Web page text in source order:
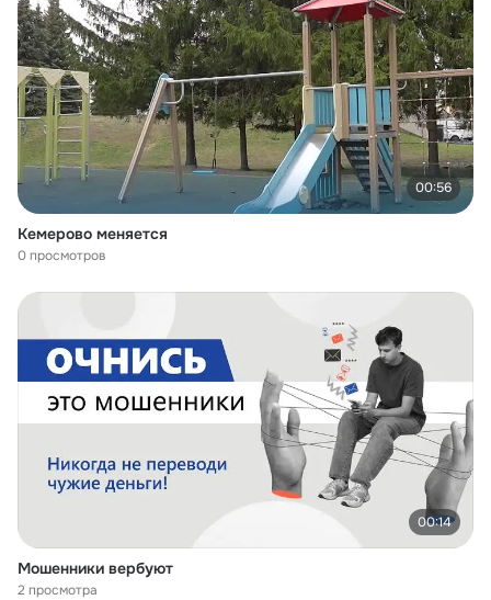
00:56
Кемерово меняется
0 просмотров
00:14
Мошенники вербуют
2 просмотра